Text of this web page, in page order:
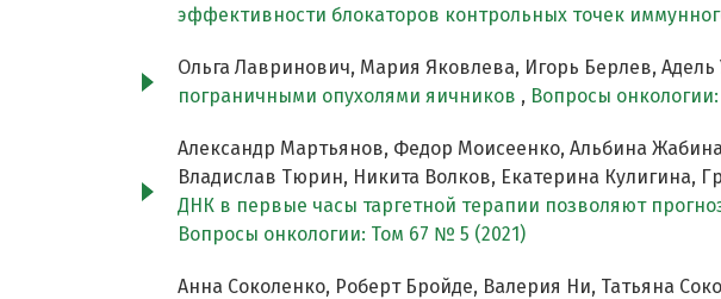
эффективности блокаторов контрольных точек
Ольга Лавринович, Мария Яковлева, Игорь Берлев,
пограничными опухолями яичников , Вопросы
Александр Мартьянов, Федор Моисеенко, Альбина
Владислав Тюрин, Никита Волков, Екатерина Кулигина,
ДНК в первые часы таргетной терапии позволяют
Вопросы онкологии: Том 67 № 5 (2021)
Анна Соколенко, Роберт Бройде, Валерия Ни, Татьяна